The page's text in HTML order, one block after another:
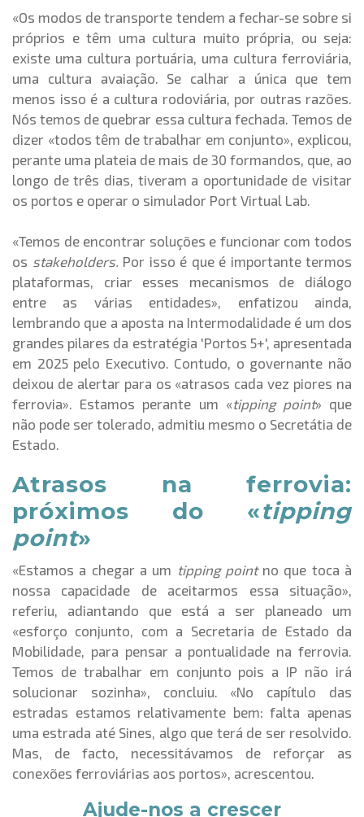
«Os modos de transporte tendem a fechar-se sobre si
próprios e têm uma cultura muito própria, ou seja:
existe uma cultura portuária, uma cultura ferroviária,
uma cultura avaiação. Se calhar a única que tem
menos isso é a cultura rodoviária, por outras razões.
Nós temos de quebrar essa cultura fechada. Temos de
dizer «todos têm de trabalhar em conjunto», explicou,
perante uma plateia de mais de 30 formandos, que, ao
longo de três dias, tiveram a oportunidade de visitar
os portos e operar o simulador Port Virtual Lab.
«Temos de encontrar soluções e funcionar com todos
os stakeholders. Por isso é que é importante termos
plataformas, criar esses mecanismos de diálogo
entre as várias entidades», enfatizou ainda,
lembrando que a aposta na Intermodalidade é um dos
grandes pilares da estratégia 'Portos 5+', apresentada
em 2025 pelo Executivo. Contudo, o governante não
deixou de alertar para os «atrasos cada vez piores na
ferrovia». Estamos perante um «tipping point» que
não pode ser tolerado, admitiu mesmo o Secretátia de
Estado.
Atrasos na ferrovia:
próximos do «tipping
point»
«Estamos a chegar a um tipping pointno que toca à
nossa capacidade de aceitarmos essa situação»,
referiu, adiantando que está a ser planeado um
«esforço conjunto, com a Secretaria de Estado da
Mobilidade, para pensar a pontualidade na ferrovia.
Temos de trabalhar em conjunto pois a IP não irá
solucionar sozinha», concluiu. «No capítulo das
estradas estamos relativamente bem: falta apenas
uma estrada até Sines, algo que terá de ser resolvido.
Mas, de facto, necessitávamos de reforçar as
conexões ferroviárias aos portos», acrescentou.
Ajude-nos a crescer